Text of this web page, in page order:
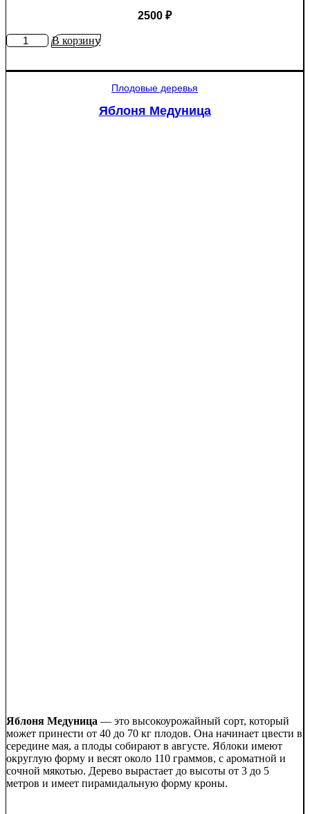
2500 ₽
КоличествоВ корзину
Плодовые деревья
Яблоня Медуница
Яблоня Медуница — это высокоурожайный сорт, который
может принести от 40 до 70 кг плодов. Она начинает цвести в
середине мая, а плоды собирают в августе. Яблоки имеют
округлую форму и весят около 110 граммов, с ароматной и
сочной мякотью. Дерево вырастает до высоты от 3 до 5
метров и имеет пирамидальную форму кроны.